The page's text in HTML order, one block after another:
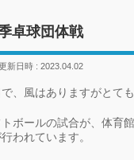
卓球団体戦
新日時 : 2023.04.02
、風はありますがとて
ボールの試合が、体育
われています。